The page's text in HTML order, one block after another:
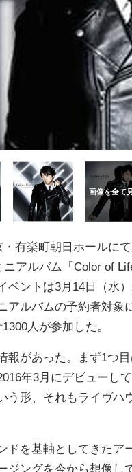
有楽町朝日ホールに
アルバム「Color of
ベントは3月14日（水
アルバムの予約者対象
人が参加した。
があった。まず1つ
年3月にデビューし
う形、それもライヴ
を基軸としてきたア
ジングを今から想像し